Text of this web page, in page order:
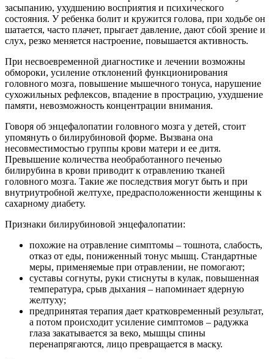
засыпанию, ухудшению восприятия и психического
состояния. У ребенка болит и кружится голова, при ходьбе он
шатается, часто плачет, прыгает давление, дают сбой зрение и
слух, резко меняется настроение, повышается активность.
При несвоевременной диагностике и лечении возможны
обмороки, усиление отклонений функционирования
головного мозга, повышение мышечного тонуса, нарушение
сухожильных рефлексов, впадение в прострацию, ухудшение
памяти, невозможность концентрации внимания.
Говоря об энцефалопатии головного мозга у детей, стоит
упомянуть о билирубиновой форме. Вызвана она
несовместимостью группы крови матери и ее дитя.
Превышение количества необработанного печенью
билирубина в крови приводит к отравлению тканей
головного мозга. Такие же последствия могут быть и при
внутриутробной желтухе, предрасположенности женщины к
сахарному диабету.
Признаки билирубиновой энцефалопатии:
похожие на отравление симптомы – тошнота, слабость,
отказ от еды, пониженный тонус мышц. Стандартные
меры, применяемые при отравлении, не помогают;
суставы согнуты, руки стиснуты в кулак, повышенная
температура, срыв дыхания – напоминает ядерную
желтуху;
предпринятая терапия дает кратковременный результат,
а потом происходит усиление симптомов – радужка
глаза закатывается за веко, мышцы спины
перенапрягаются, лицо превращается в маску.